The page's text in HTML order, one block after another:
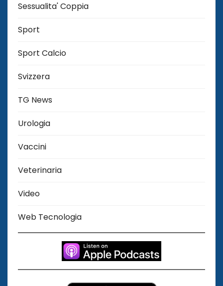
Sessualita' Coppia
Sport
Sport Calcio
Svizzera
TG News
Urologia
Vaccini
Veterinaria
Video
Web Tecnologia